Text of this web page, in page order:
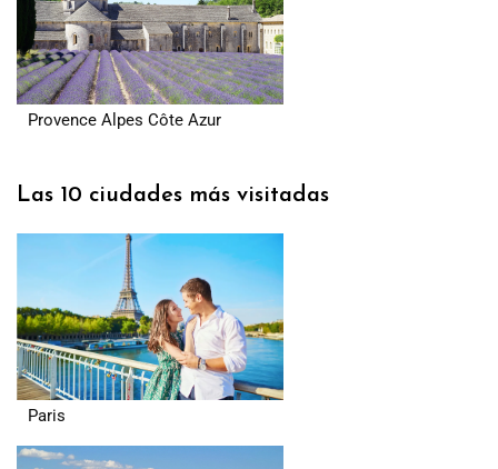
Provence Alpes Côte Azur
Las 10 ciudades más visitadas
Paris